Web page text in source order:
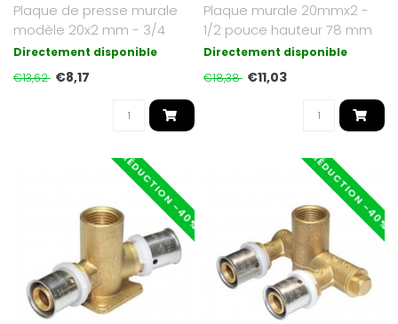
Plaque de presse murale
modèle 20x2 mm - 3/4
inchHauteur 52mm
Approuvé KIWA..
Directement disponible
€13,62 €8,17
Plaque murale 20mmx2 -
1/2 pouce hauteur 78 mm
pour les murs système,
entre aut..
Directement disponible
€18,38 €11,03
RÉDUCTION -40% RÉDUCTION -40%